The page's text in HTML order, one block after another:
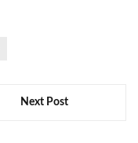
Next Post